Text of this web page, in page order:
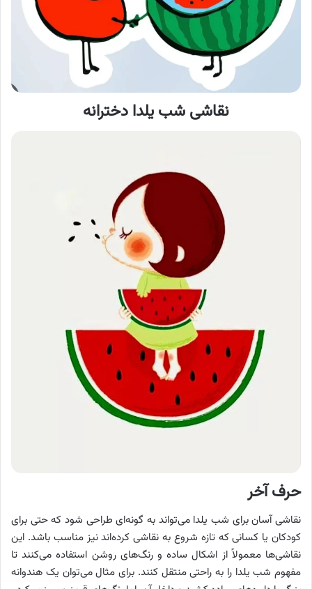
نقاشی شب یلدادخترانه
حرف آخر
نقاشی آسان برای شب یلدا می‌تواند به گونه‌ای طراحی شود که حتی برای
کودکان یا کسانی که تازه شروع به نقاشی کرده‌اند نیز مناسب باشد. این
نقاشی‌ها معمولاً از اشکال ساده و رنگ‌های روشن استفاده می‌کنند تا
مفهوم شب یلدا را به راحتی منتقل کنند. برای مثال می‌توان یک هندوانه